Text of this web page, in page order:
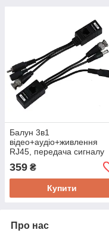
Балун 3в1
відео+аудіо+живлення
RJ45, передача сигналу
KENVS tvist AV-1. AHD,
CVI, TVI
359 ₴
Купити
Про нас